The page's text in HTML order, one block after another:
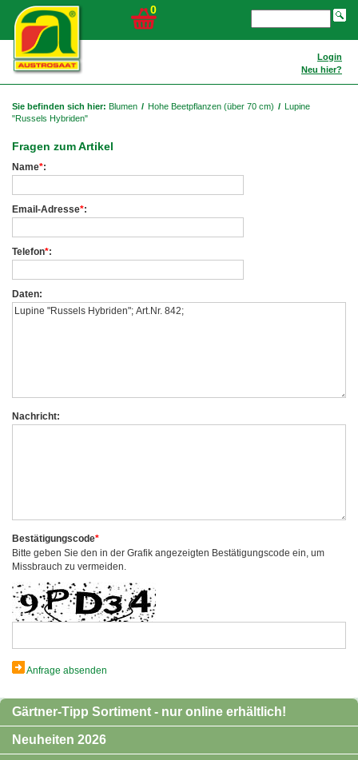
0
Login
Neu hier?
Sie befinden sich hier: Blumen / Hohe Beetpflanzen (über 70 cm) / Lupine
"Russels Hybriden"
Fragen zum Artikel
Name*:
Email-Adresse*:
Telefon*:
Daten:
Nachricht:
Bestätigungscode*
Bitte geben Sie den in der Grafik angezeigten Bestätigungscode ein, um
Missbrauch zu vermeiden.
Anfrage absenden
Gärtner-Tipp Sortiment - nur online erhältlich!
Neuheiten 2026